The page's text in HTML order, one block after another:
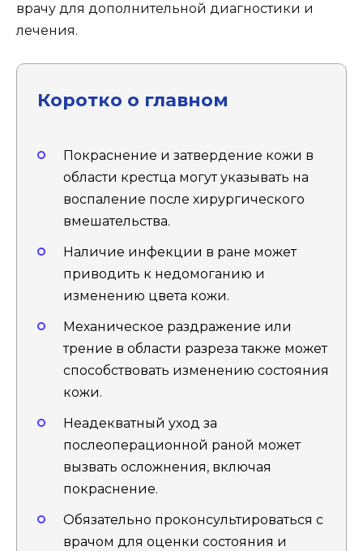
врачу для дополнительной диагностики и
лечения.
Коротко о главном
Покраснение и затвердение кожи в
области крестца могут указывать на
воспаление после хирургического
вмешательства.
Наличие инфекции в ране может
приводить к недомоганию и
изменению цвета кожи.
Механическое раздражение или
трение в области разреза также может
способствовать изменению состояния
кожи.
Неадекватный уход за
послеоперационной раной может
вызвать осложнения, включая
покраснение.
Обязательно проконсультироваться с
врачом для оценки состояния и